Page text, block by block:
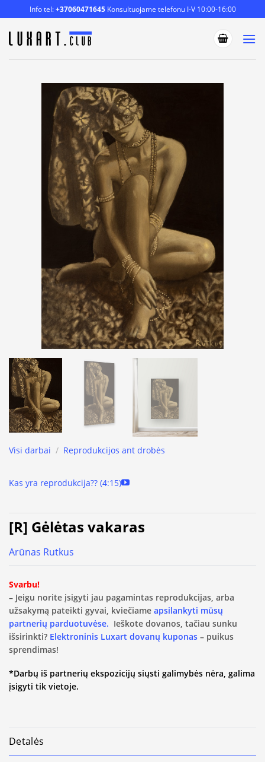
to
content
Info tel:+37060471645Konsultuojame telefonu I-V 10:00-16:00
Visi darbai / Reprodukcijos ant drobės
Kas yra reprodukcija?? (4:15)
[R] Gėlėtas vakaras
Arūnas Rutkus
Svarbu!
– Jeigu norite įsigyti jau pagamintas reprodukcijas, arba
užsakymą pateikti gyvai, kviečiame apsilankyti mūsų
partnerių parduotuvėse. Ieškote dovanos, tačiau sunku
išsirinkti? Elektroninis Luxart dovanų kuponas – puikus
sprendimas!
*Darbų iš partnerių ekspozicijų siųsti galimybės nėra, galima
įsigyti tik vietoje.
Detalės